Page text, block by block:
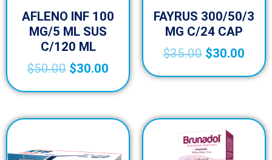
AFLENO INF 100
MG/5 ML SUS
C/120 ML
$50.00 $30.00
FAYRUS 300/50/3
MG C/24 CAP
$35.00 $30.00